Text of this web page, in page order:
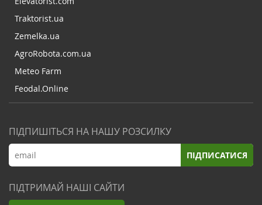
Traktorist.ua
Zemelka.ua
AgroRobota.com.ua
Meteo Farm
Feodal.Online
ПІДПИШІТЬСЯ НА НАШУ РОЗСИЛКУ
ПІДПИСАТИСЯ
ПІДТРИМАЙ НАШІ САЙТИ